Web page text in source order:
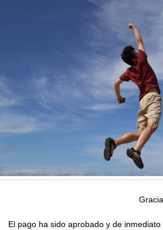
El pago ha sido aprobado y de